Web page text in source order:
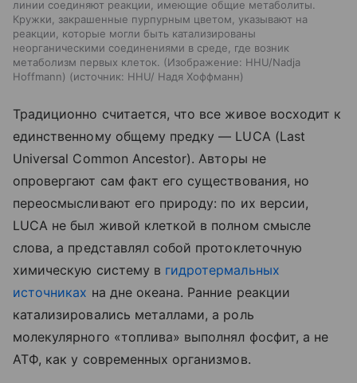
линии соединяют реакции, имеющие общие метаболиты.
Кружки, закрашенные пурпурным цветом, указывают на
реакции, которые могли быть катализированы
неорганическими соединениями в среде, где возник
метаболизм первых клеток. (Изображение: HHU/Nadja
Hoffmann)
источник: HHU/ Надя Хоффманн
Традиционно считается, что все живое восходит к
единственному общему предку — LUCA (Last
Universal Common Ancestor). Авторы не
опровергают сам факт его существования, но
переосмысливают его природу: по их версии,
LUCA не был живой клеткой в полном смысле
слова, а представлял собой протоклеточную
химическую систему в гидротермальных
источниках на дне океана. Ранние реакции
катализировались металлами, а роль
молекулярного «топлива» выполнял фосфит, а не
АТФ, как у современных организмов.